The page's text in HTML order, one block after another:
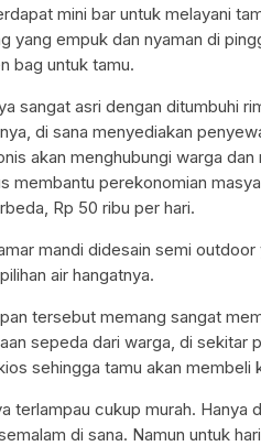
mini bar untuk melayani
yang empuk dan nyaman di
bag untuk tamu.
sangat asri dengan ditumbuhi
di sana menyediakan
akan menghubungi warga
membantu perekonomian
Rp 50 ribu per hari.
mandi didesain semi
air hangatnya.
tersebut memang sangat
sepeda dari warga, di sekitar
sehingga tamu akan membeli
terlampau cukup murah. Hanya
di sana. Namun untuk